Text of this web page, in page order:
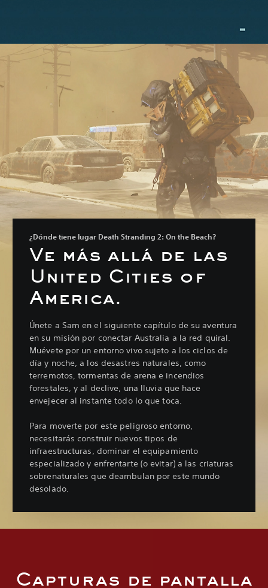
¿Dónde tiene lugar Death Stranding 2: On the Beach?
Ve más allá de las
United Cities of
America.
Únete a Sam en el siguiente capítulo de su aventura
en su misión por conectar Australia a la red quiral.
Muévete por un entorno vivo sujeto a los ciclos de
día y noche, a los desastres naturales, como
terremotos, tormentas de arena e incendios
forestales, y al declive, una lluvia que hace
envejecer al instante todo lo que toca.
Para moverte por este peligroso entorno,
necesitarás construir nuevos tipos de
infraestructuras, dominar el equipamiento
especializado y enfrentarte (o evitar) a las criaturas
sobrenaturales que deambulan por este mundo
desolado.
Capturas de pantalla